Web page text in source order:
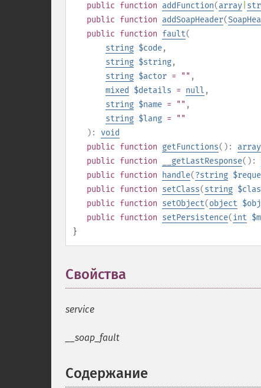
public function addFunction(array
public function addSoapHeader(
public function fault(
string $code,
string $string,
string $actor = "" ,
mixed
$details = null ,
string $name = "" ,
string $lang = ""
): void
public function getFunctions(): array
public function __getLastResponse():
public function handle(?string
public function setClass(string
public function setObject(object
public function setPersistence(int
}
Свойства
service
__soap_fault
Содержание